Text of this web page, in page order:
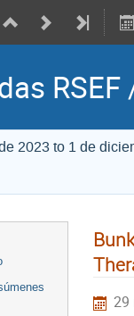
2023 to 1 de
29